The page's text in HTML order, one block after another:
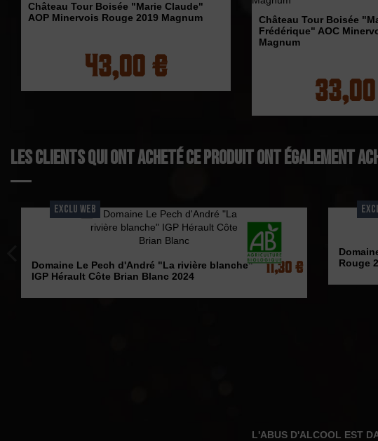
Château Tour Boisée "Marie Claude"
AOP Minervois Rouge 2019 Magnum
43,00 €
Château Tour Boisée
Frédérique" AOC
Magnum
Les clients qui ont acheté ce produit ont également
EXCLU WEB
Domaine Le Pech d'André "La rivière blanche"
IGP Hérault Côte Brian Blanc 2024
11,30 €
Rouge
L'ABUS D'ALCOOL EST